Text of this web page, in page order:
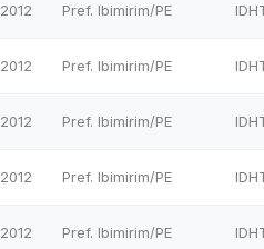
2012 Pref. Ibimirim/PE
2012 Pref. Ibimirim/PE
2012 Pref. Ibimirim/PE
2012 Pref. Ibimirim/PE
2012 Pref. Ibimirim/PE